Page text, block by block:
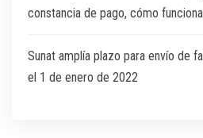
constancia de pago, cómo funciona
Sunat amplía plazo para envío de
el 1 de enero de 2022